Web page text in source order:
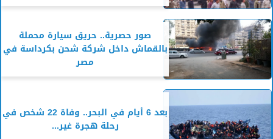
صور حصرية.. حريق سيارة محملة
بالقماش داخل شركة شحن بكرداسة في
مصر
بعد 6 أيام في البحر.. وفاة 22 شخص في
رحلة هجرة غير...